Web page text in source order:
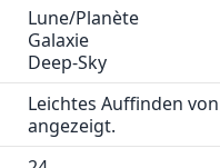
Lune/Planète
Galaxie
Deep-Sky
Leichtes Auffinden
angezeigt.